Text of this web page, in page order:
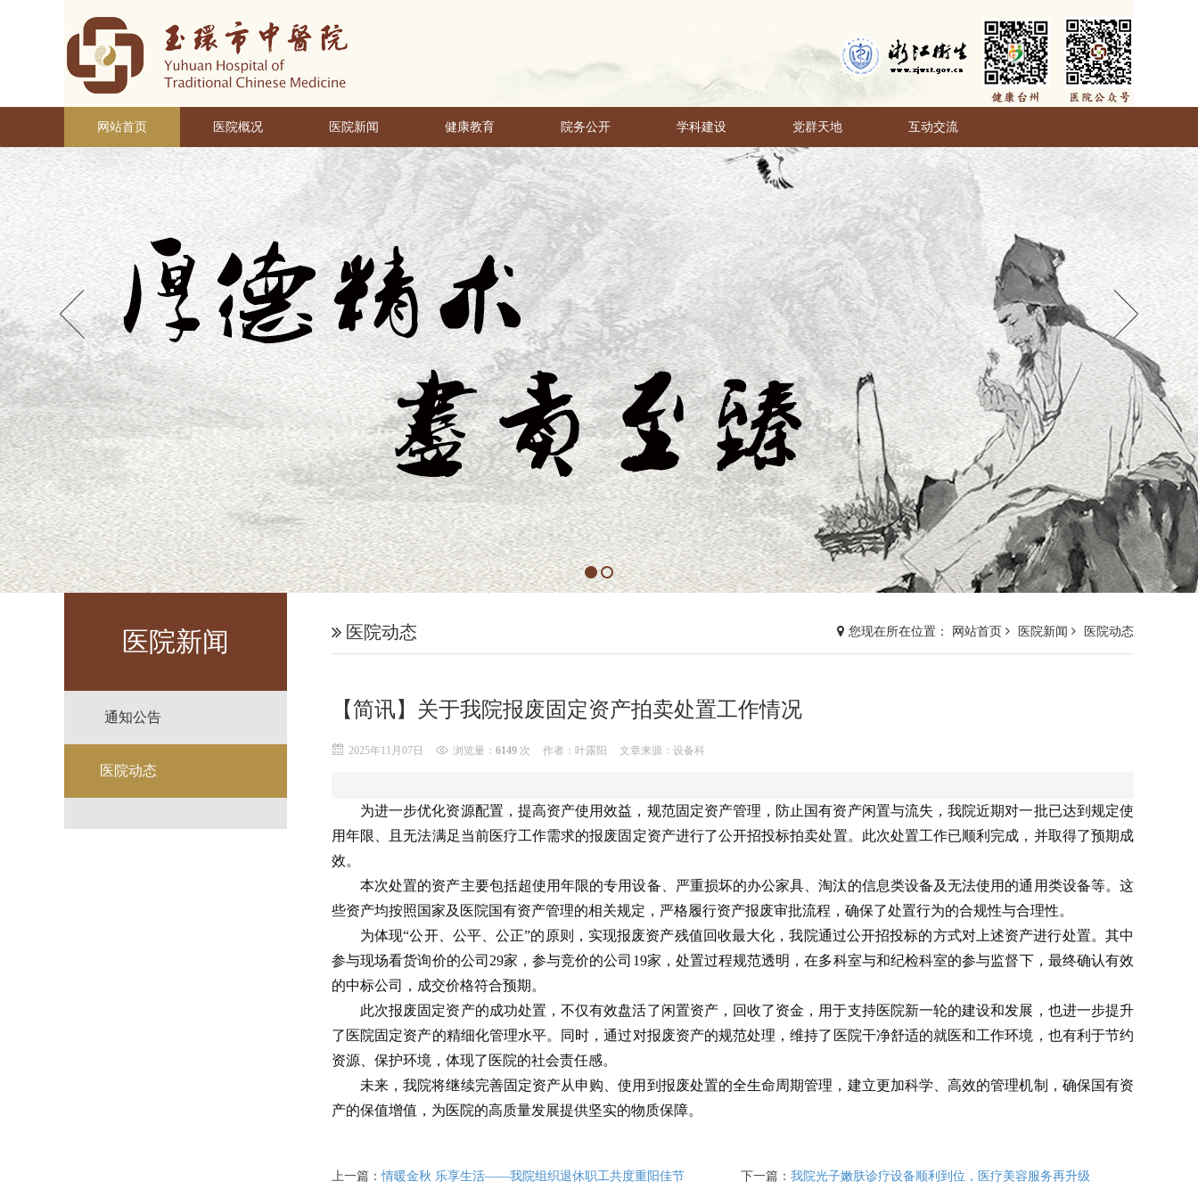
网站首页 医院概况 医院新闻 健康教育 院务公开 学科建设 党群天地 互动交流
医院新闻
通知公告
医院动态
您现在所在位置： 网站首页 医院新闻 医院动态
医院动态
【简讯】关于我院报废固定资产拍卖处置工作情况
2025年11月07日 浏览量： 6149 次 作者：叶露阳 文章来源：设备科
为进一步优化资源配置，提高资产使用效益，规范固定资产管理，防止国有资产闲置与流失，我院近期对一批已达到规定使
用年限、且无法满足当前医疗工作需求的报废固定资产进行了公开招投标拍卖处置。此次处置工作已顺利完成，并取得了预期成
效。
本次处置的资产主要包括超使用年限的专用设备、严重损坏的办公家具、淘汰的信息类设备及无法使用的通用类设备等。这
些资产均按照国家及医院国有资产管理的相关规定，严格履行资产报废审批流程，确保了处置行为的合规性与合理性。
为体现“公开、公平、公正”的原则，实现报废资产残值回收最大化，我院通过公开招投标的方式对上述资产进行处置。其中
参与现场看货询价的公司 29家，参与竞价的公司 19家，处置过程规范透明，在多科室与和纪检科室的参与监督下，最终确认有效
的中标公司，成交价格符合预期。
此次报废固定资产的成功处置，不仅有效盘活了闲置资产，回收了资金，用于支持医院新一轮的建设和发展，也进一步提升
了医院固定资产的精细化管理水平。同时，通过对报废资产的规范处理，维持了医院干净舒适的就医和工作环境，也有利于节约
资源、保护环境，体现了医院的社会责任感。
未来，我院将继续完善固定资产从申购、使用到报废处置的全生命周期管理，建立更加科学、高效的管理机制，确保国有资
产的保值增值，为医院的高质量发展提供坚实的物质保障。
上一篇：情暖金秋 乐享生活——我院组织退休职工共度重阳佳节 下一篇： 我院光子嫩肤诊疗设备顺利到位，医疗美容服务再升级